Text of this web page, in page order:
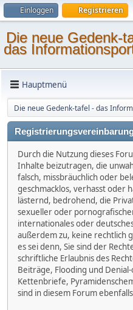
Einloggen Registrieren
Die neue Gedenk-
das
Hauptmenü
Die neue Gedenk-tafel - das
Registrierungsvereinbarung
Durch die Nutzung dieses
Inhalte beizutragen, die
falsch, missbräuchlich oder
geschmacklos, verhasst oder
lästernd, bedrohend, die
sexueller oder
internationales oder
außerdem zu, keine rechtlich
es sei denn, Sie sind der
schriftliche Erlaubnis des
Beiträge, Flooding und
Kettenbriefe,
sind in diesem Forum